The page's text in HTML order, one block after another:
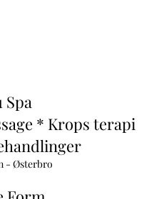
Spa
* Krops terapi
- Østerbro